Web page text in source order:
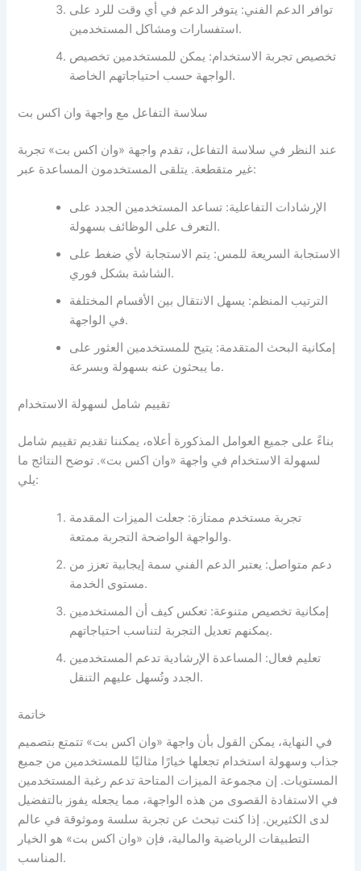
توافر الدعم الفني: يتوفر الدعم في أي وقت للرد على
استفسارات ومشاكل المستخدمين.
تخصيص تجربة الاستخدام: يمكن للمستخدمين تخصيص
الواجهة حسب احتياجاتهم الخاصة.
سلاسة التفاعل مع واجهة وان اكس بت
عند النظر في سلاسة التفاعل، تقدم واجهة «وان اكس بت» تجربة
غير متقطعة. يتلقى المستخدمون المساعدة عبر:
الإرشادات التفاعلية: تساعد المستخدمين الجدد على
التعرف على الوظائف بسهولة.
الاستجابة السريعة للمس: يتم الاستجابة لأي ضغط على
الشاشة بشكل فوري.
الترتيب المنظم: يسهل الانتقال بين الأقسام المختلفة
في الواجهة.
إمكانية البحث المتقدمة: يتيح للمستخدمين العثور على
ما يبحثون عنه بسهولة وبسرعة.
تقييم شامل لسهولة الاستخدام
بناءً على جميع العوامل المذكورة أعلاه، يمكننا تقديم تقييم شامل
لسهولة الاستخدام في واجهة «وان اكس بت». توضح النتائج ما
يلي:
تجربة مستخدم ممتازة: جعلت الميزات المقدمة
والواجهة الواضحة التجربة ممتعة.
دعم متواصل: يعتبر الدعم الفني سمة إيجابية تعزز من
مستوى الخدمة.
إمكانية تخصيص متنوعة: تعكس كيف أن المستخدمين
يمكنهم تعديل التجربة لتناسب احتياجاتهم.
تعليم فعال: المساعدة الإرشادية تدعم المستخدمين
الجدد وتُسهل عليهم التنقل.
خاتمة
في النهاية، يمكن القول بأن واجهة «وان اكس بت» تتمتع بتصميم
جذاب وسهولة استخدام تجعلها خيارًا مثاليًا للمستخدمين من جميع
المستويات. إن مجموعة الميزات المتاحة تدعم رغبة المستخدمين
في الاستفادة القصوى من هذه الواجهة، مما يجعله يفوز بالتفضيل
لدى الكثيرين. إذا كنت تبحث عن تجربة سلسة وموثوقة في عالم
التطبيقات الرياضية والمالية، فإن «وان اكس بت» هو الخيار
المناسب.